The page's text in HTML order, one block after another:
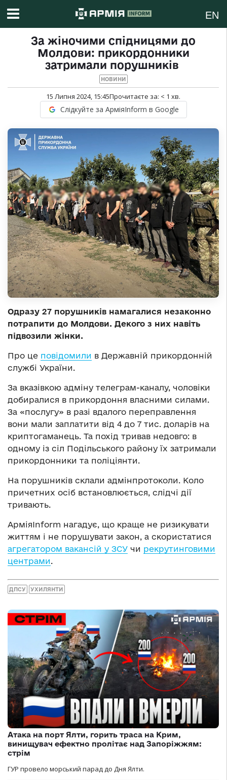
EN
За жіночими спідницями до
Молдови: прикордонники
затримали порушників
НОВИНИ
15 Липня 2024, 15:45Прочитаєте за: < 1 хв.
Слідкуйте за АрміяInform в Google
Одразу 27 порушників намагалися незаконно
потрапити до Молдови. Декого з них навіть
підвозили жінки.
Про це повідомили в Державній прикордонній
службі України.
За вказівкою адміну телеграм-каналу, чоловіки
добиралися в прикордоння власними силами.
За «послугу» в разі вдалого переправлення
вони мали заплатити від 4 до 7 тис. доларів на
криптогаманець. Та похід тривав недовго: в
одному із сіл Подільського району їх затримали
прикордонники та поліціянти.
На порушників склали адмінпротоколи. Коло
причетних осіб встановлюється, слідчі дії
тривають.
АрміяInform нагадує, що краще не ризикувати
життям і не порушувати закон, а скористатися
агрегатором вакансій у ЗСУ чи рекрутинговими
центрами.
ДПСУ УХИЛЯНТИ
Атака на порт Ялти, горить траса на Крим,
винищувач ефектно пролітає над Запоріжжям:
стрім
ГУР провело морський парад до Дня Ялти.